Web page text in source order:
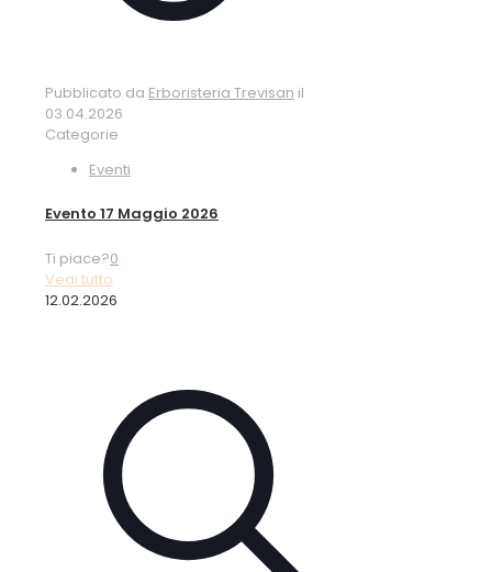
Pubblicato da Erboristeria Trevisan il
03.04.2026
Categorie
Eventi
Evento 17 Maggio 2026
Ti piace?0
Vedi tutto
12.02.2026